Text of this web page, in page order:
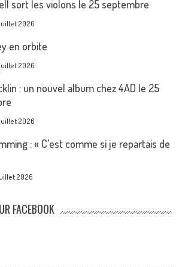
sort les violons le 25 septembre
juillet 2026
en orbite
2026
: un nouvel album chez 4AD le 25
2026
: « C’est comme si je repartais de
2026
FACEBOOK